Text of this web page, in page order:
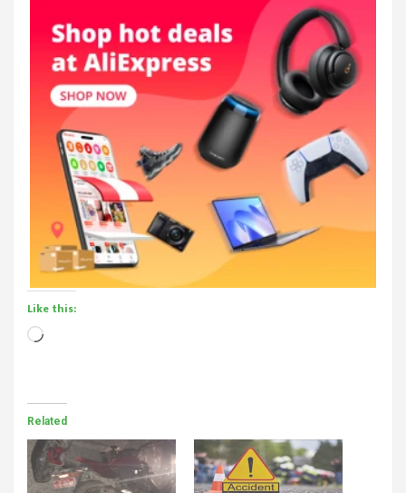
Like this:
Loading…
Related